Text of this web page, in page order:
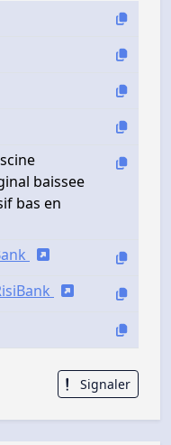
baissee
bas en
Signaler